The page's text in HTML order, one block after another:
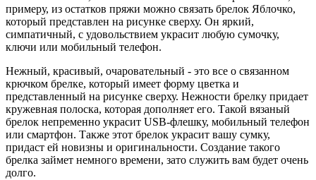
примеру, из остатков пряжи можно связать брелок Яблочко,
который представлен на рисунке сверху. Он яркий,
симпатичный, с удовольствием украсит любую сумочку,
ключи или мобильный телефон.
Нежный, красивый, очаровательный - это все о связанном
крючком брелке, который имеет форму цветка и
представленный на рисунке сверху. Нежности брелку придает
кружевная полоска, которая дополняет его. Такой вязаный
брелок непременно украсит USB-флешку, мобильный телефон
или смартфон. Также этот брелок украсит вашу сумку,
придаст ей новизны и оригинальности. Создание такого
брелка займет немного времени, зато служить вам будет очень
долго.